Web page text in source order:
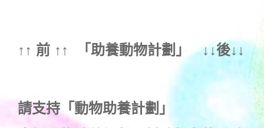
↑↑ 前 ↑↑ 「助養動物計劃 」 ↓↓後↓↓
請支持「動物助養計劃」